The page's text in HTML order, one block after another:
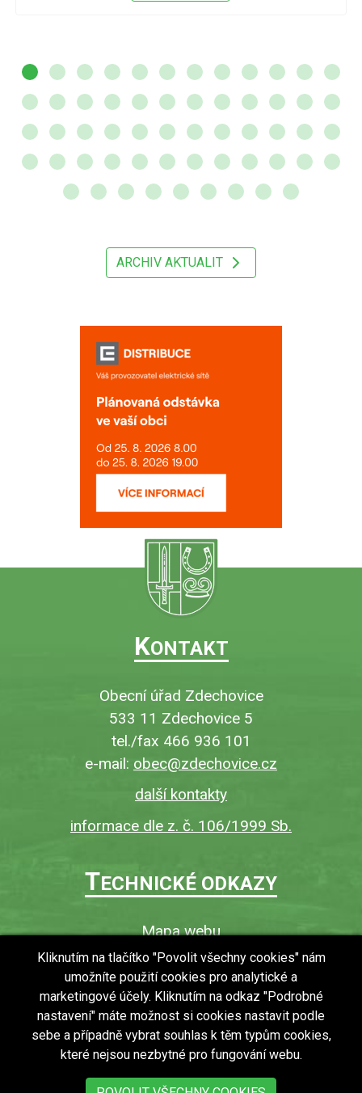
ARCHIV AKTUALIT
KONTAKT
Obecní úřad Zdechovice
533 11 Zdechovice 5
tel./fax 466 936 101
e-mail: obec@zdechovice.cz
další kontakty
informace dle z. č. 106/1999 Sb.
TECHNICKÉ ODKAZY
Mapa webu
O webu
Povinně zveřejňované informace
Ochrana osobních údajů (GDPR)
Vyhledávání
RSS
Bezbariérový přístup v obci
Kliknutím na tlačítko "Povolit všechny cookies" nám
umožníte použití cookies pro analytické a
marketingové účely. Kliknutím na odkaz "Podrobné
nastavení" máte možnost si cookies nastavit podle
sebe a případně vybrat souhlas k těm typům cookies,
které nejsou nezbytné pro fungování webu.